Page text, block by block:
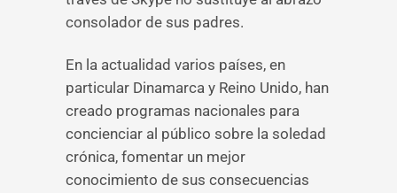
consolador de sus padres.
En la actualidad varios países, en
particular Dinamarca y Reino Unido, han
creado programas nacionales para
concienciar al público sobre la soledad
crónica, fomentar un mejor
conocimiento de sus consecuencias